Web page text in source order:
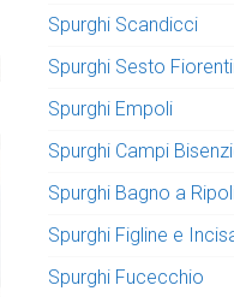
Spurghi Scandicci
Spurghi Sesto
Spurghi Empoli
Spurghi Campi
Spurghi Bagno a
Spurghi Figline e
Spurghi Fucecchio